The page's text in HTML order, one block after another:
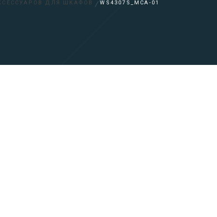
ДЛЯ ШКАФОВ WS4307S_MCA-01